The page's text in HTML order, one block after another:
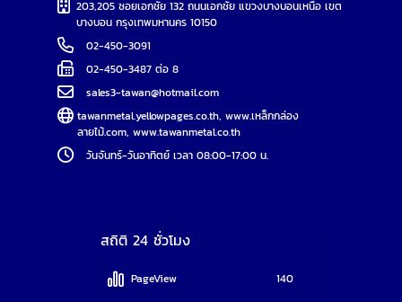
203,205 ซอยเอกชัย 132 ถนนเอกชัย แขวงบางบอนเหนือ เขต
บางบอน กรุงเทพมหานคร 10150
02-450-3091
02-450-3487 ต่อ 8
sales3-tawan@hotmail.com
tawanmetal.yellowpages.co.th,www.เหล็กกล่อง
ลายไม้.com,www.tawanmetal.co.th
วันจันทร์-วันอาทิตย์ เวลา 08:00-17:00 น.
สถิติ 24 ชั่วโมง
PageView
140